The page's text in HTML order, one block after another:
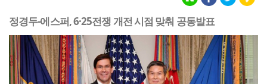
정경두-에스퍼, 6·25전쟁 개전 시점 맞춰 공동발표